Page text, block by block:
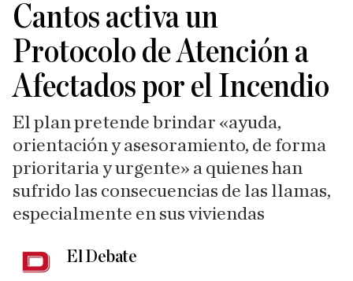
Cantos activa un
Protocolo de Atención a
Afectados por el Incendio
El plan pretende brindar «ayuda,
orientación y asesoramiento, de forma
prioritaria y urgente» a quienes han
sufrido las consecuencias de las llamas,
especialmente en sus viviendas
El Debate